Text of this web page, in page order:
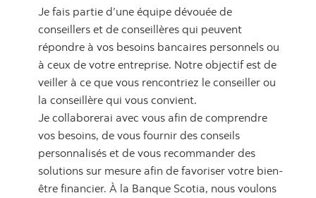
Je fais partie d’une équipe dévouée de
conseillers et de conseillères qui peuvent
répondre à vos besoins bancaires personnels ou
à ceux de votre entreprise. Notre objectif est de
veiller à ce que vous rencontriez le conseiller ou
la conseillère qui vous convient.
Je collaborerai avec vous afin de comprendre
vos besoins, de vous fournir des conseils
personnalisés et de vous recommander des
solutions sur mesure afin de favoriser votre bien-
être financier. À la Banque Scotia, nous voulons